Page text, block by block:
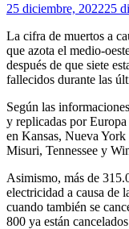
25 diciembre, 202225
La cifra de muertos a
que azota el medio-
después de que siete
fallecidos durante las
Según las
y replicadas por
en Kansas, Nueva
Misuri, Tennessee y
Asimismo, más de
electricidad a causa de
cuando también se
800 ya están